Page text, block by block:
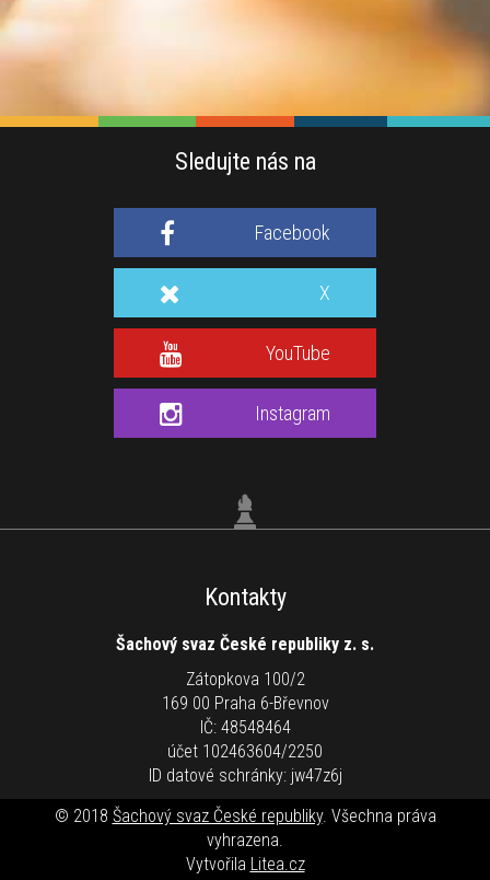
Sledujte nás na
Facebook
X
YouTube
Instagram
Kontakty
Šachový svaz České republiky z. s.
Zátopkova 100/2
169 00 Praha 6-Břevnov
IČ: 48548464
účet 102463604/2250
ID datové schránky: jw47z6j
© 2018 Šachový svaz České republiky. Všechna práva
vyhrazena.
Vytvořila Litea.cz